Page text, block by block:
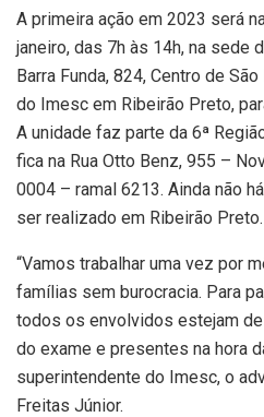
A primeira ação em 2023 será
janeiro, das 7h às 14h, na sede
Barra Funda, 824, Centro de
do Imesc em Ribeirão Preto,
A unidade faz parte da 6ª
fica na Rua Otto Benz, 955 –
0004 – ramal 6213. Ainda não
ser realizado em Ribeirão Preto.
“Vamos trabalhar uma vez por
famílias sem burocracia. Para
todos os envolvidos estejam
do exame e presentes na hora
superintendente do Imesc, o
Freitas Júnior.